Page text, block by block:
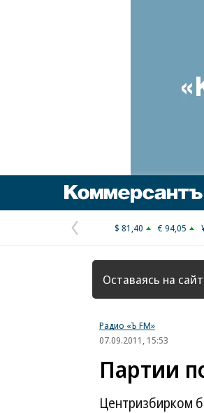
Предыдущая
страница
$ 81,40 € 94,05
Оставаясь на
Радио «Ъ FM»
07.09.2011, 15:53
Партии
Центризбирком